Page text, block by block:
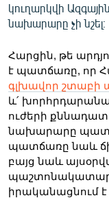
կուղարկվի
նախարարը չի նշել։
Հարցին, թե ա
է պատճառը, որ
գլխավոր շտաբի
և՛
ուժերի
նախարարը
պատճառը նաև
բայց նաև
իրականացնում